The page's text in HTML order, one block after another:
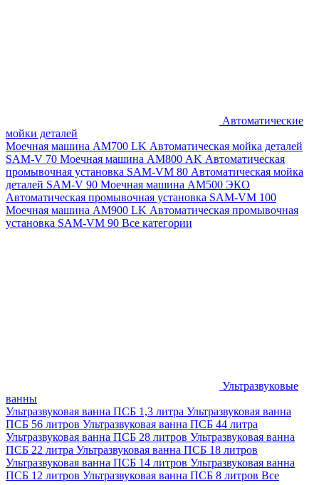
Автоматические
мойки деталей
Моечная машина AM700 LK Автоматическая мойка деталей
SAM-V 70 Моечная машина АМ800 AK Автоматическая
промывочная установка SAM-VM 80 Автоматическая мойка
деталей SAM-V 90 Моечная машина АМ500 ЭКО
Автоматическая промывочная установка SAM-VM 100
Моечная машина AM900 LK Автоматическая промывочная
установка SAM-VM 90 Все категории
Ультразвуковые
ванны
Ультразвуковая ванна ПСБ 1,3 литра Ультразвуковая ванна
ПСБ 56 литров Ультразвуковая ванна ПСБ 44 литра
Ультразвуковая ванна ПСБ 28 литров Ультразвуковая ванна
ПСБ 22 литра Ультразвуковая ванна ПСБ 18 литров
Ультразвуковая ванна ПСБ 14 литров Ультразвуковая ванна
ПСБ 12 литров Ультразвуковая ванна ПСБ 8 литров Все